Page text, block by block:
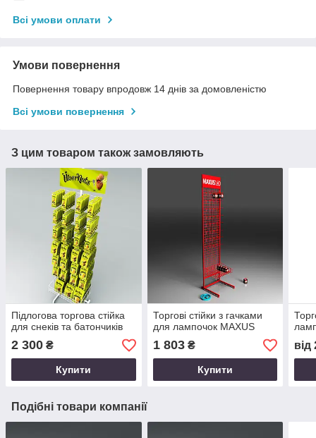
Всі умови оплати
Умови повернення
Повернення товару впродовж 14 днів за домовленістю
Всі умови повернення
З цим товаром також замовляють
Підлогова торгова стійка
для снеків та батончиків
2 300 ₴
Купити
Торгові стійки з гачками
для лампочок MAXUS
1 803₴
Купити
від
Подібні товари компанії